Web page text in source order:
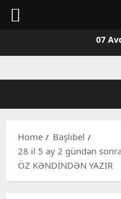
07
Home
Başlıbel
28 il 5 ay 2 gündən
ÖZ KƏNDİNDƏN YAZIR